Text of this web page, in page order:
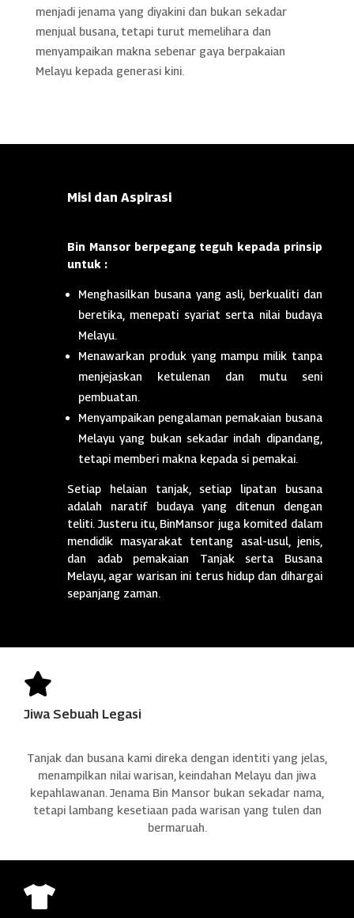
menjadi jenama yang diyakini dan bukan sekadar
menjual busana, tetapi turut memelihara dan
menyampaikan makna sebenar gaya berpakaian
Melayu kepada generasi kini.
Misi dan Aspirasi
Bin Mansor berpegang teguh kepada prinsip
untuk :
Menghasilkan busana yang asli, berkualiti dan
beretika, menepati syariat serta nilai budaya
Melayu.
Menawarkan produk yang mampu milik tanpa
menjejaskan ketulenan dan mutu seni
pembuatan.
Menyampaikan pengalaman pemakaian busana
Melayu yang bukan sekadar indah dipandang,
tetapi memberi makna kepada si pemakai.
Setiap helaian tanjak, setiap lipatan busana
adalah naratif budaya yang ditenun dengan
teliti. Justeru itu, BinMansor juga komited dalam
mendidik masyarakat tentang asal-usul, jenis,
dan adab pemakaian Tanjak serta Busana
Melayu, agar warisan ini terus hidup dan dihargai
sepanjang zaman.

Jiwa Sebuah Legasi
Tanjak dan busana kami direka dengan identiti yang jelas,
menampilkan nilai warisan, keindahan Melayu dan jiwa
kepahlawanan. Jenama Bin Mansor bukan sekadar nama,
tetapi lambang kesetiaan pada warisan yang tulen dan
bermaruah.
